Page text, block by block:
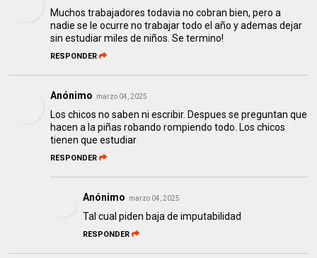
Muchos trabajadores todavia no cobran bien, pero a
nadie se le ocurre no trabajar todo el año y ademas dejar
sin estudiar miles de niños. Se termino!
RESPONDER
Anónimo marzo 04, 2025
Los chicos no saben ni escribir. Despues se preguntan que
hacen a la piñas robando rompiendo todo. Los chicos
tienen que estudiar
RESPONDER
Anónimo marzo 04, 2025
Tal cual piden baja de imputabilidad
RESPONDER